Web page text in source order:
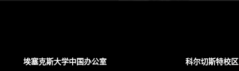
埃塞克斯大学中国办公室 科尔切斯特校区